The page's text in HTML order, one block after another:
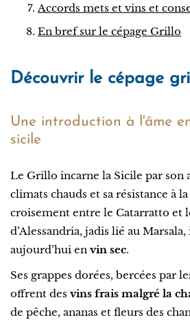
Accords mets et vins et
En bref sur le cépage Grillo
Découvrir le cépage
Une introduction à l'âme
sicile
Le Grillo incarne la Sicile par son
climats chauds et sa résistance à
croisement entre le Catarratto et
d’Alessandria, jadis lié au Marsala,
aujourd’hui en vin sec.
Ses grappes dorées, bercées par
offrent des vins frais malgré la
de pêche, ananas et fleurs des